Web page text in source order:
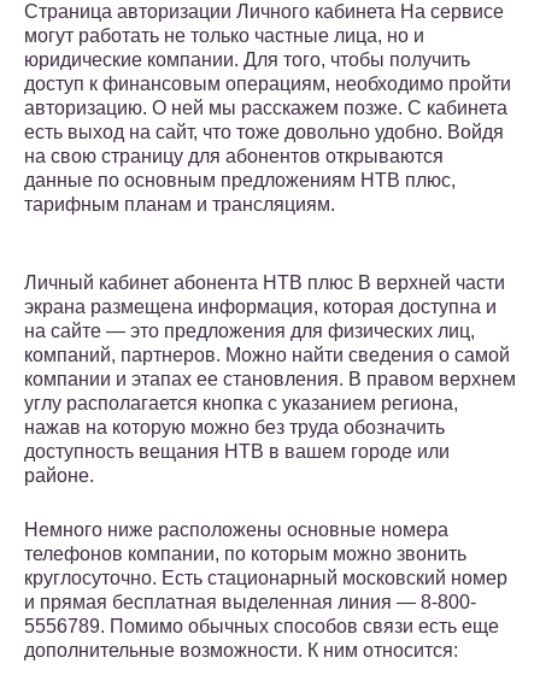
Страница авторизации Личного кабинета На сервисе
могут работать не только частные лица, но и
юридические компании. Для того, чтобы получить
доступ к финансовым операциям, необходимо пройти
авторизацию. О ней мы расскажем позже. С кабинета
есть выход на сайт, что тоже довольно удобно. Войдя
на свою страницу для абонентов открываются
данные по основным предложениям НТВ плюс,
тарифным планам и трансляциям.
Личный кабинет абонента НТВ плюс В верхней части
экрана размещена информация, которая доступна и
на сайте — это предложения для физических лиц,
компаний, партнеров. Можно найти сведения о самой
компании и этапах ее становления. В правом верхнем
углу располагается кнопка с указанием региона,
нажав на которую можно без труда обозначить
доступность вещания НТВ в вашем городе или
районе.
Немного ниже расположены основные номера
телефонов компании, по которым можно звонить
круглосуточно. Есть стационарный московский номер
и прямая бесплатная выделенная линия — 8-800-
5556789. Помимо обычных способов связи есть еще
дополнительные возможности. К ним относится: